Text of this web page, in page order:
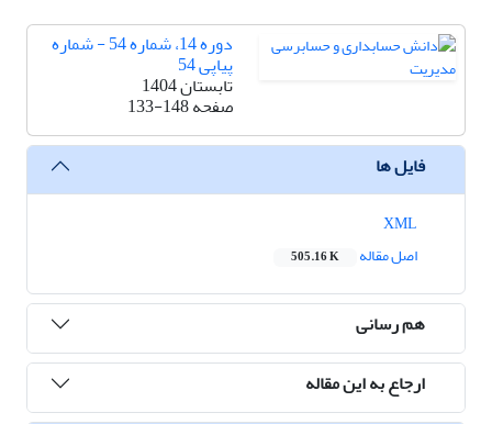
دوره 14، شماره 54 - شماره
پیاپی 54
تابستان 1404
صفحه133-148
فایل ها
اصل مقاله
505.16 K
هم رسانی
ارجاع به این مقاله